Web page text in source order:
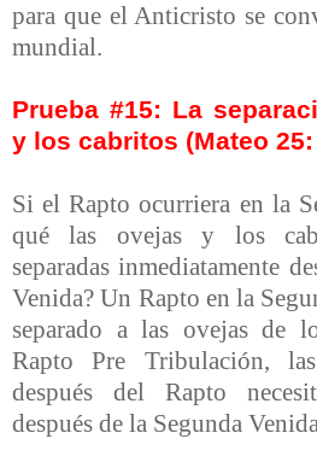
para que el Anticristo se
mundial.
Prueba #15: La
y los cabritos (Mateo 25:
Si el Rapto ocurriera en la
qué las ovejas y los
separadas inmediatamente
Venida? Un Rapto en la
separado a las ovejas de
Rapto Pre Tribulación, las
después del Rapto
después de la Segunda